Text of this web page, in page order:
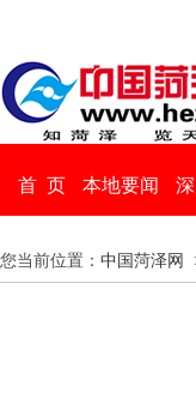
首 页 本地要闻
您当前位置： 中国菏泽网